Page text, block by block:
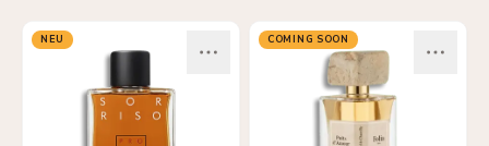
NEU COMING SOON